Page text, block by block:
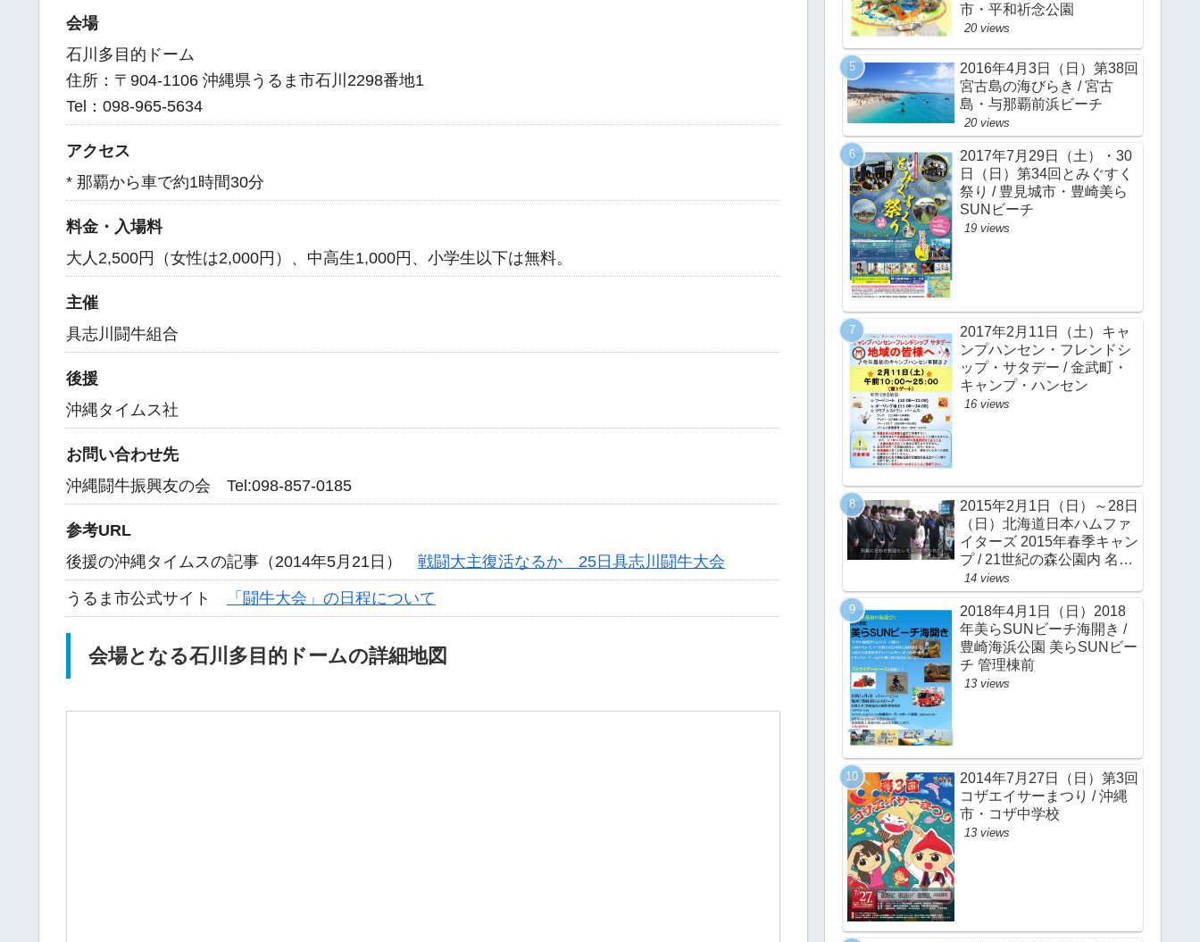
会場
石川多目的ドーム
住所：〒904-1106 沖縄県うるま市石川2298番地1
Tel：098-965-5634
アクセス
* 那覇から車で約1時間30分
料金・入場料
大人2,500円（女性は2,000円）、中高生1,000円、小学生以下は無料。
主催
具志川闘牛組合
後援
沖縄タイムス社
お問い合わせ先
沖縄闘牛振興友の会 Tel:098-857-0185
参考URL
後援の沖縄タイムスの記事（2014年5月21日） 戦闘大主復活なるか 25日具志川闘牛大会
うるま市公式サイト 「闘牛大会」の日程について
会場となる石川多目的ドームの詳細地図
市・平和祈念公園
20 views
2016年4月3日（日）第38回
宮古島の海びらき / 宮古
島・与那覇前浜ビーチ
20 views
2017年7月29日（土）・30
日（日）第34回とみぐすく
祭り / 豊見城市・豊崎美ら
SUNビーチ
19 views
2017年2月11日（土）キャ
ンプハンセン・フレンドシ
ップ・サタデー / 金武町・
キャンプ・ハンセン
16 views
2015年2月1日（日）～28日
（日）北海道日本ハムファ
イターズ 2015年春季キャン
プ / 21世紀の森公園内 名護
市営球場
14 views
2018年4月1日（日）2018
年美らSUNビーチ海開き /
豊崎海浜公園 美らSUNビー
チ 管理棟前
13 views
2014年7月27日（日）第3回
コザエイサーまつり / 沖縄
市・コザ中学校
13 views